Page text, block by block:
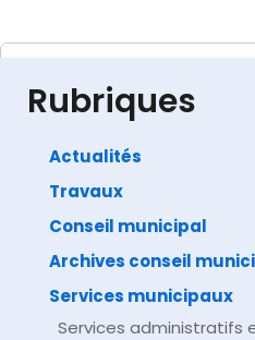
Direction de l'information légale et
Rubriques
Actualités
Travaux
Conseil municipal
Archives conseil
Services municipaux
Services administratifs